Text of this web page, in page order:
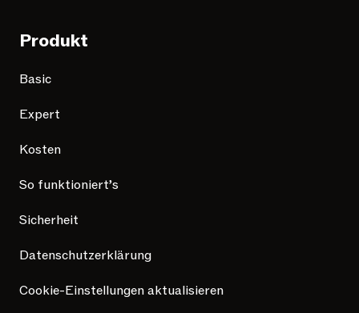
Produkt
Basic
Expert
Kosten
So funktioniert’s
Sicherheit
Datenschutzerklärung
Cookie-Einstellungen aktualisieren